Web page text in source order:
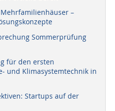
–
Sommerprüfung
für den ersten
und Klimasystemtechnik in
Startups auf der